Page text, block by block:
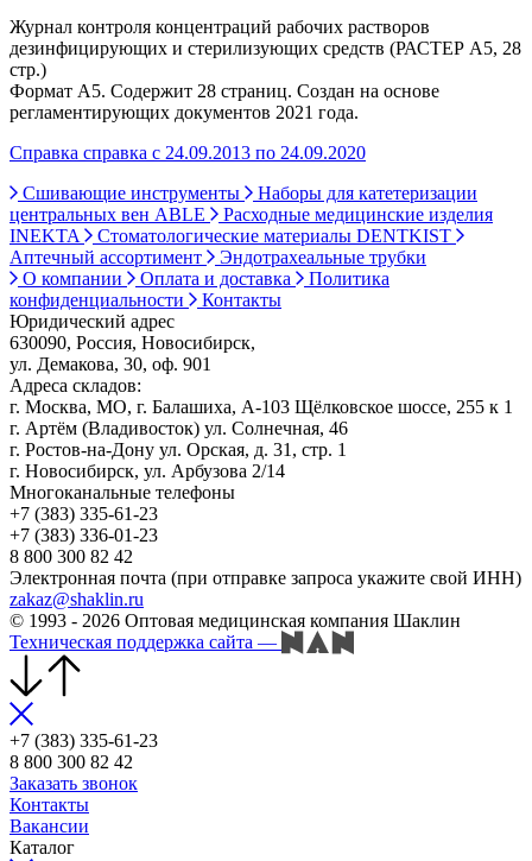
Журнал контроля концентраций рабочих растворов
дезинфицирующих и стерилизующих средств (РАСТЕР А5, 28
стр.)
Формат А5. Содержит 28 страниц. Создан на основе
регламентирующих документов 2021 года.
Справка справка с 24.09.2013 по 24.09.2020
Сшивающие инструменты
Наборы для катетеризации
центральных вен ABLE
Расходные медицинские изделия
INEKTA
Стоматологические материалы DENTKIST
Аптечный ассортимент
Эндотрахеальные трубки
О компании
Оплата и доставка
Политика
конфиденциальности
Контакты
Юридический адрес
630090, Россия, Новосибирск,
ул. Демакова, 30, оф. 901
Адреса складов:
г. Москва, МО, г. Балашиха, А-103 Щёлковское шоссе, 255 к 1
г. Артём (Владивосток) ул. Солнечная, 46
г. Ростов-на-Дону ул. Орская, д. 31, стр. 1
г. Новосибирск, ул. Арбузова 2/14
Многоканальные телефоны
+7 (383) 335-61-23
+7 (383) 336-01-23
8 800 300 82 42
Электронная почта (при отправке запроса укажите свой ИНН)
zakaz@shaklin.ru
© 1993 - 2026 Оптовая медицинская компания Шаклин
Техническая поддержка сайта —
+7 (383) 335-61-23
8 800 300 82 42
Заказать звонок
Контакты
Вакансии
Каталог